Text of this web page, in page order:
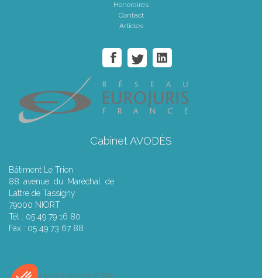
Honoraires
Contact
Articles
Cabinet AVODÈS
Bâtiment Le Trion
88 avenue du Maréchal de
Lattre de Tassigny
79000 NIORT
Tél : 05 49 79 16 80
Fax : 05 49 73 67 88
Septeo Digital & Services © 2016